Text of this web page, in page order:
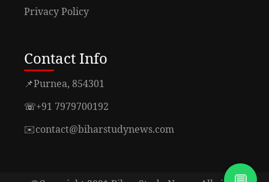
Privacy Policy
Contact Info
📌Purnea, 854301
☏+91 7979700192
✉️contact@biharstudynews.com